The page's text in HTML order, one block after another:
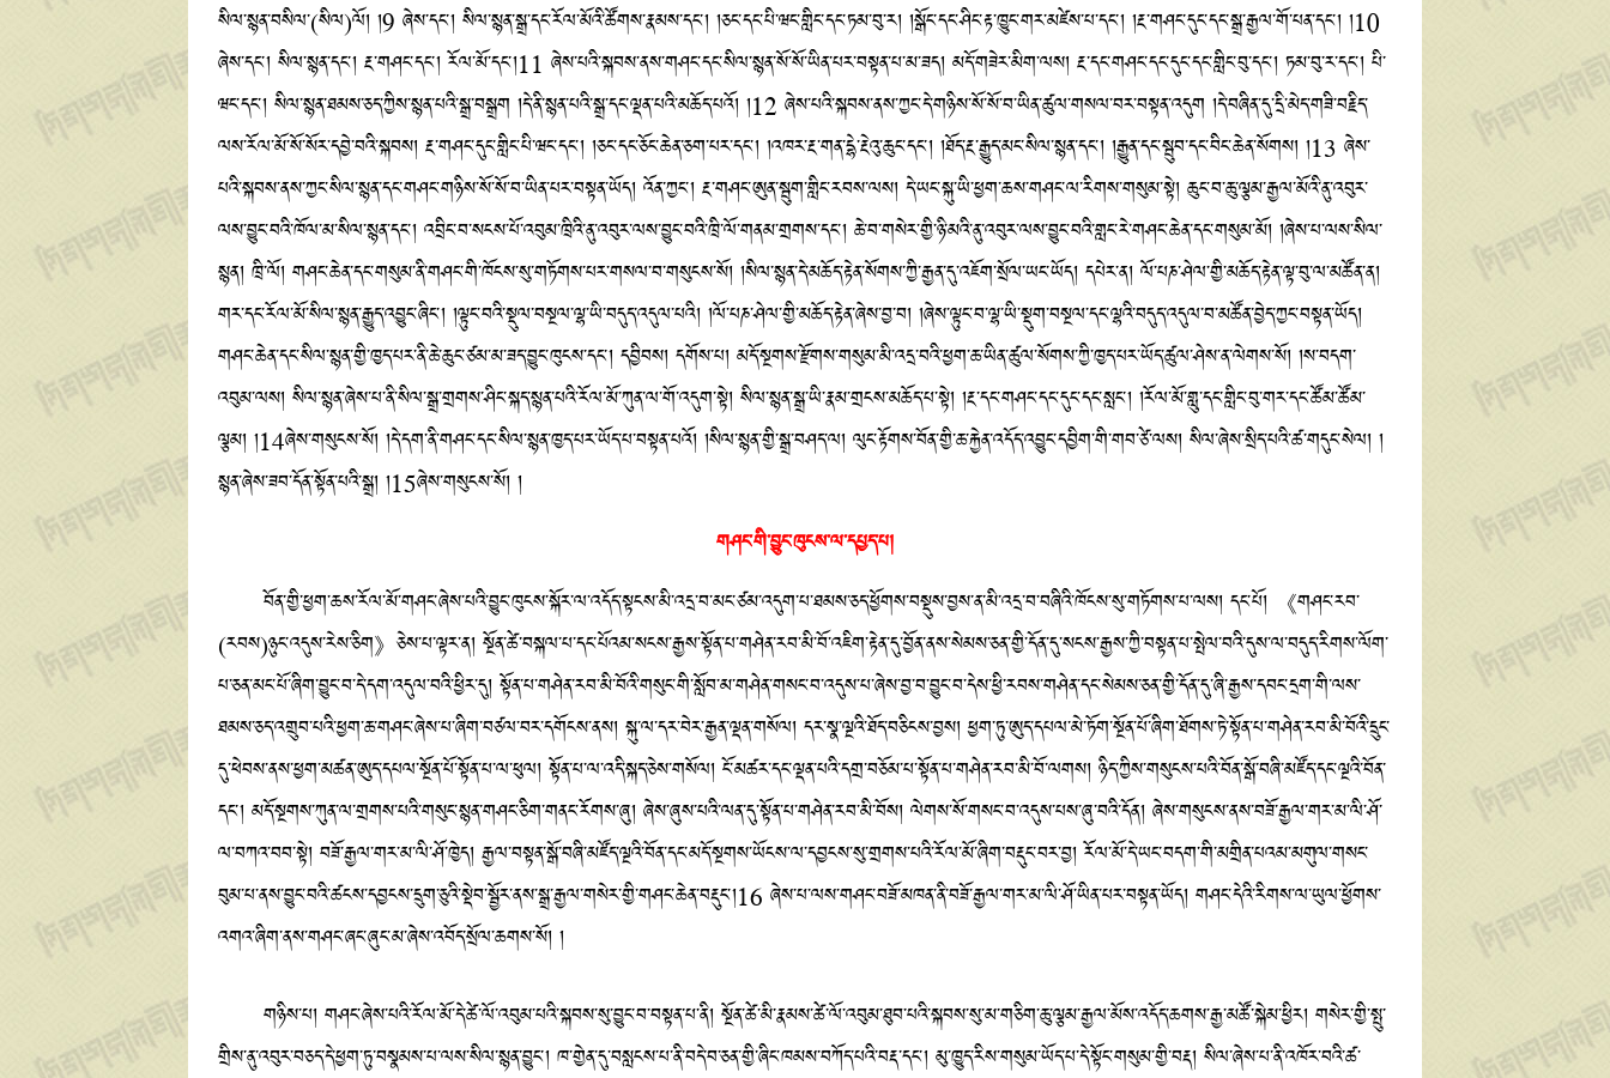
སིལ་སྙན་བསིལ་(སིལ)ལོ། །9 ཞེས་དང་། སིལ་སྙན་སྒྲ་དང་རོལ་མོའི་ཚོགས་རྣམས་དང་། །ཅང་དང་པི་ཝང་གླིང་དང་ཏམ་བུ་ར། །སྒོང་དང་ཤིང་རྟ་ཁྱུང་གར་མཛེས་པ་དང་། །རྔ་གཤང་དུང་དང་སྒྲ་རྒྱལ་གོ་པན་དང་། །10
ཞེས་དང་། སིལ་སྙན་དང་། རྔ་གཤང་དང་། རོལ་མོ་དང་།11 ཞེས་པའི་སྐབས་ནས་གཤང་དང་སིལ་སྙན་སོ་སོ་ཡིན་པར་བསྟན་པ་མ་ཟད། མདོ་གཟེར་མིག་ལས། རྔ་དང་གཤང་དང་དུང་དང་གླིང་བུ་དང༌། ཏམ་བུ་ར་དང༌། པི་
ཝང་དང༌། སིལ་སྙན་ཐམས་ཅད་ཀྱིས་སྙན་པའི་སྒྲ་བསྒྲག །དེ་ནི་སྙན་པའི་སྒྲ་དང་ལྡན་པའི་མཆོད་པའོ། །12 ཞེས་པའི་སྐབས་ནས་ཀྱང་དེ་གཉིས་སོ་སོ་བ་ཡིན་ཚུལ་གསལ་བར་བསྟན་འདུག །དེ་བཞིན་དུ་དྲི་མེད་གཟི་བརྗིད་
ལས་རོལ་མོ་སོ་སོར་དབྱེ་བའི་སྐབས། རྔ་གཤང་དུང་གླིང་པི་ཝང་དང་། །ཅང་དང་ཅོང་ཆེན་ཅག་པར་དང་། །འཁར་རྔ་གན་དྷེ་རྔེའུ་ཆུང་དང་། །ཐོད་རྔ་རྒྱུད་མང་སིལ་སྙན་དང་། །རྒྱུན་དང་སྦུབ་དང་བིང་ཆེན་སོགས། །13 ཞེས་
པའི་སྐབས་ནས་ཀྱང་སིལ་སྙན་དང་གཤང་གཉིས་སོ་སོ་བ་ཡིན་པར་བསྟན་ཡོད། འོན་ཀྱང་། རྔ་གཤང་ཨུན་སྦུག་གླིང་རབས་ལས། དེ་ཡང་སྐུ་ཡི་ཕྱག་ཆས་གཤང་ལ་རིགས་གསུམ་སྟེ། ཆུང་བ་ཆུ་ལྕམ་རྒྱལ་མོའི་ནུ་འབུར་
ལས་བྱུང་བའི་ཁོལ་མ་སིལ་སྙན་དང་། འབྲིང་བ་སངས་པོ་འབུམ་ཁྲིའི་ནུ་འབུར་ལས་བྱུང་བའི་ཁྲི་ལོ་གནམ་གྲགས་དང་། ཆེ་བ་གསེར་གྱི་ཉི་མའི་ནུ་འབུར་ལས་བྱུང་བའི་གླང་རེ་གཤང་ཆེན་དང་གསུམ་མོ། །ཞེས་པ་ལས་སིལ་
སྙན། ཁྲི་ལོ། གཤང་ཆེན་དང་གསུམ་ནི་གཤང་གི་ཁོངས་སུ་གཏོགས་པར་གསལ་བ་གསུངས་སོ། །སིལ་སྙན་དེ་མཆོད་རྟེན་སོགས་ཀྱི་རྒྱན་དུ་འཇོག་སྲོལ་ཡང་ཡོད། དཔེར་ན། ལོ་པཎ་ཤེལ་གྱི་མཆོད་རྟེན་ལྟ་བུ་ལ་མཚོན་ན།
གར་དང་རོལ་མོ་སིལ་སྙན་རྒྱུད་འབྱུང་ཞིང་། །ལྟུང་བའི་སྡུལ་བསྔལ་ལྷ་ཡི་བདུད་འདུལ་པའི། །ལོ་པཎ་ཤེལ་གྱི་མཆོད་རྟེན་ཞེས་བྱ་བ། །ཞེས་ལྟུང་བ་ལྷ་ཡི་སྡུག་བསྔལ་དང་ལྷའི་བདུད་འདུལ་བ་མཚོན་བྱེད་ཀྱང་བསྟན་ཡོད།
གཤང་ཆེན་དང་སིལ་སྙན་གྱི་ཁྱད་པར་ནི་ཆེ་ཆུང་ཙམ་མ་ཟད་བྱུང་ཁུངས་དང་། དབྱིབས། དགོས་པ། མདོ་སྔགས་རྫོགས་གསུམ་མི་འདྲ་བའི་ཕྱག་ཆ་ཡིན་ཚུལ་སོགས་ཀྱི་ཁྱད་པར་ཡོད་ཚུལ་ཤེས་ན་ལེགས་སོ། །ས་བདག་
འབུམ་ལས། སིལ་སྙན་ཞེས་པ་ནི་སིལ་སྒྲ་གྲགས་ཤིང་སྐད་སྙན་པའི་རོལ་མོ་ཀུན་ལ་གོ་འདུག་སྟེ། སིལ་སྙན་སྒྲ་ཡི་རྣམ་གྲངས་མཆོད་པ་སྟེ། །རྔ་དང་གཤང་དང་དུང་དང་སླང་། །རོལ་མོ་གླུ་དང་གླིང་བུ་གར་དང་ཚོམ་ཚོམ་
ལྕམ། །14ཞེས་གསུངས་སོ། །དེ་དག་ནི་གཤང་དང་སིལ་སྙན་ཁྱད་པར་ཡོད་པ་བསྟན་པའོ། །སིལ་སྙན་གྱི་སྒྲ་བཤད་ལ། ལུང་རྟོགས་བོན་གྱི་ཆ་རྐྱེན་འདོད་འབྱུང་དབྱིག་གི་གབ་ཙེ་ལས། སིལ་ཞེས་སྲིད་པའི་ཚ་གདུང་སེལ། །
སྙན་ཞེས་ཟབ་དོན་སྟོན་པའི་སྒྲ། །15ཞེས་གསུངས་སོ། །
གཤང་གི་བྱུང་ཁུངས་ལ་དཔྱད་པ།
བོན་གྱི་ཕྱག་ཆས་རོལ་མོ་གཤང་ཞེས་པའི་བྱུང་ཁུངས་སྐོར་ལ་འདོད་སྟངས་མི་འདྲ་བ་མང་ཙམ་འདུག་པ་ཐམས་ཅད་ཕྱོགས་བསྡུས་བྱས་ན་མི་འདྲ་བ་བཞིའི་ཁོངས་སུ་གཏོགས་པ་ལས། དང་པོ། 《གཤང་རབ་
(རབས)ཉུང་འདུས་རེས་ཅིག》ཅེས་པ་ལྟར་ན། སྔོན་ཚེ་བསྐལ་པ་དང་པོའམ་སངས་རྒྱས་སྟོན་པ་གཤེན་རབ་མི་བོ་འཇིག་རྟེན་དུ་བྱོན་ནས་སེམས་ཅན་གྱི་དོན་དུ་སངས་རྒྱས་ཀྱི་བསྟན་པ་སྤེལ་བའི་དུས་ལ་བདུད་རིགས་ལོག་
པ་ཅན་མང་པོ་ཞིག་བྱུང་བ་དེ་དག་འདུལ་བའི་ཕྱིར་དུ། སྟོན་པ་གཤེན་རབ་མི་བོའི་གསུང་གི་སློབ་མ་གཤེན་གསང་བ་འདུས་པ་ཞེས་བྱ་བ་བྱུང་བ་དེས་ཕྱི་རབས་གཤེན་དང་སེམས་ཅན་གྱི་དོན་དུ་ཞི་རྒྱས་དབང་དྲག་གི་ལས་
ཐམས་ཅད་འགྲུབ་པའི་ཕྱག་ཆ་གཤང་ཞེས་པ་ཞིག་བཙལ་བར་དགོངས་ནས། སྐུ་ལ་དར་བེར་རྒྱན་ལྡན་གསོལ། དར་སྣ་ལྔའི་ཐོད་བཅིངས་བྱས། ཕྱག་ཏུ་ཨུད་དཔལ་མེ་ཏོག་སྔོན་པོ་ཞིག་ཐོགས་ཏེ་སྟོན་པ་གཤེན་རབ་མི་བོའི་དྲུང་
དུ་ཕེབས་ནས་ཕྱག་མཚན་ཨུད་དཔལ་སྔོན་པོ་སྟོན་པ་ལ་ཕུལ། སྟོན་པ་ལ་འདི་སྐད་ཅེས་གསོལ། ངོ་མཚར་དང་ལྡན་པའི་དགྲ་བཅོམ་པ་སྟོན་པ་གཤེན་རབ་མི་བོ་ལགས། ཉིད་ཀྱིས་གསུངས་པའི་བོན་སྒོ་བཞི་མཛོད་དང་ལྔའི་བོན་
དང་། མདོ་སྔགས་ཀུན་ལ་གྲགས་པའི་གསུང་སྙན་གཤང་ཅིག་གནང་རོགས་ཞུ། ཞེས་ཞུས་པའི་ལན་དུ་སྟོན་པ་གཤེན་རབ་མི་བོས། ལེགས་སོ་གསང་བ་འདུས་པས་ཞུ་བའི་དོན། ཞེས་གསུངས་ནས་བཟོ་རྒྱལ་གར་མ་ལི་ཤོ་
ལ་བཀའ་བབ་སྟེ། བཟོ་རྒྱལ་གར་མ་ལི་ཤོ་ཁྱེད། རྒྱལ་བསྟན་སྒོ་བཞི་མཛོད་ལྔའི་བོན་དང་མདོ་སྔགས་ཡོངས་ལ་དབྱངས་སུ་གྲགས་པའི་རོལ་མོ་ཞིག་བརྡུང་བར་བྱ། རོལ་མོ་དེ་ཡང་བདག་གི་མགྲིན་པའམ་མགུལ་གསང་
བུམ་པ་ནས་བྱུང་བའི་ཚངས་དབྱངས་དྲུག་ཅུའི་སྡེབ་སྦྱོར་ནས་སྒྲ་རྒྱལ་གསེར་གྱི་གཤང་ཆེན་བརྡུང་།16 ཞེས་པ་ལས་གཤང་བཟོ་མཁན་ནི་བཟོ་རྒྱལ་གར་མ་ལི་ཤོ་ཡིན་པར་བསྟན་ཡོད། གཤང་དེའི་རིགས་ལ་ཡུལ་ཕྱོགས་
འགའ་ཞིག་ནས་གཤང་ཞང་ཞུང་མ་ཞེས་འབོད་སྲོལ་ཆགས་སོ། །
གཉིས་པ། གཤང་ཞེས་པའི་རོལ་མོ་དེ་ཚེ་ལོ་འབུམ་པའི་སྐབས་སུ་བྱུང་བ་བསྟན་པ་ནི། སྔོན་ཚེ་མི་རྣམས་ཚེ་ལོ་འབུམ་ཐུབ་པའི་སྐབས་སུ་མ་གཅིག་ཆུ་ལྕམ་རྒྱལ་མོས་འདོད་ཆགས་རྒྱ་མཚོ་སྐེམ་ཕྱིར། གསེར་གྱི་སྤུ་
གྲིས་ནུ་འབུར་བཅད་དེ་ཕྱག་ཏུ་བསྣམས་པ་ལས་སིལ་སྙན་བྱུང༌། ཁ་གྱེན་དུ་བསླངས་པ་ནི་བདེ་བ་ཅན་གྱི་ཞིང་ཁམས་བཀོད་པའི་བརྡ་དང་། མུ་ཁྱུད་རིས་གསུམ་ཡོད་པ་དེ་སྟོང་གསུམ་གྱི་བརྡ། སིལ་ཞེས་པ་ནི་འཁོར་བའི་ཚ་